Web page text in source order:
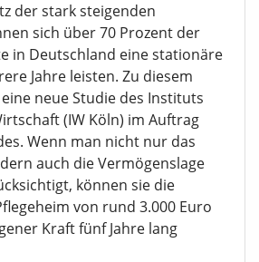
der stark steigenden
sich über 70 Prozent der
in Deutschland eine stationäre
Jahre leisten. Zu diesem
neue Studie des Instituts
(IW Köln) im Auftrag
Wenn man nicht nur das
auch die Vermögenslage
können sie die
von rund 3.000 Euro
Kraft fünf Jahre lang